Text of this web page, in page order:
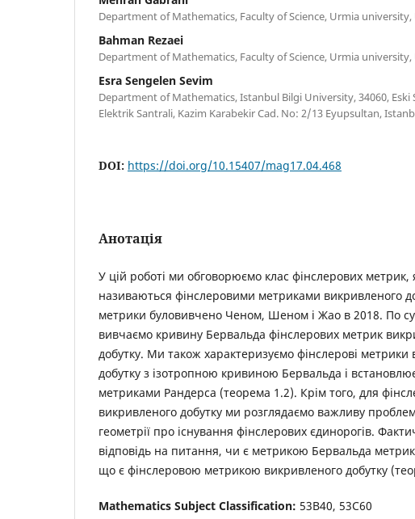
Department of Mathematics, Faculty of Science, Urmia university,
Bahman Rezaei
Department of Mathematics, Faculty of Science, Urmia university,
Esra Sengelen Sevim
Department of Mathematics, Istanbul Bilgi University, 34060, Eski
Elektrik Santrali, Kazim Karabekir Cad. No: 2/13 Eyupsultan,
DOI: https://doi.org/10.15407/mag17.04.468
Анотація
У цiй роботi ми обговорюємо клас фiнслерових метрик,
називаються фiнслеровими метриками викривленого
метрики буловивчено Ченом, Шеном i Жао в 2018. По
вивчаємо кривину Бервальда фiнслерових метрик
добутку. Ми також характеризуємо фiнслеровi метрики
добутку з iзотропною кривиною Бервальда i
метриками Рандерса (теорема 1.2). Крiм того, для
викривленого добутку ми розглядаємо важливу
геометрiї про iснування фiнслерових єдинорогiв.
вiдповiдь на питання, чи є метрикою Бервальда
що є фiнслеровою метрикою викривленого добутку
Mathematics Subject Classification: 53B40, 53C60